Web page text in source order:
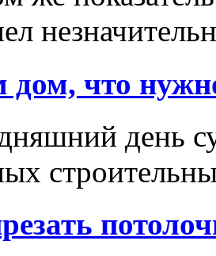
дом, что
день